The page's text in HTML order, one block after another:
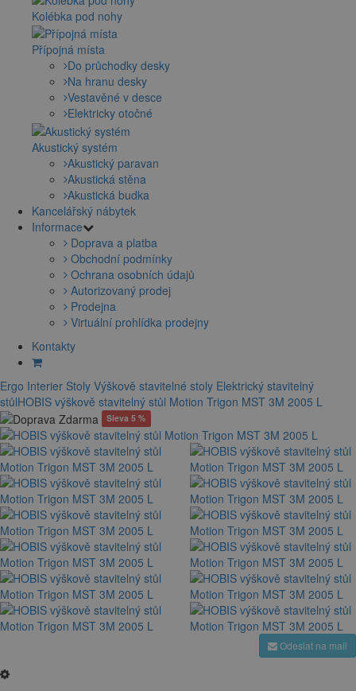
Kolébka pod nohy
Přípojná místa
Do průchodky desky
Na hranu desky
Vestavěné v desce
Elektricky otočné
Akustický systém
Akustický paravan
Akustická stěna
Akustická budka
Kancelářský nábytek
Informace
Doprava a platba
Obchodní podmínky
Ochrana osobních údajů
Autorizovaný prodej
Prodejna
Virtuální prohlídka prodejny
Kontakty
Ergo Interier Stoly Výškově stavitelné stoly Elektrický stavitelný
stůlHOBIS výškově stavitelný stůl Motion Trigon MST 3M 2005 L
Sleva 5 %
Odeslat na mail